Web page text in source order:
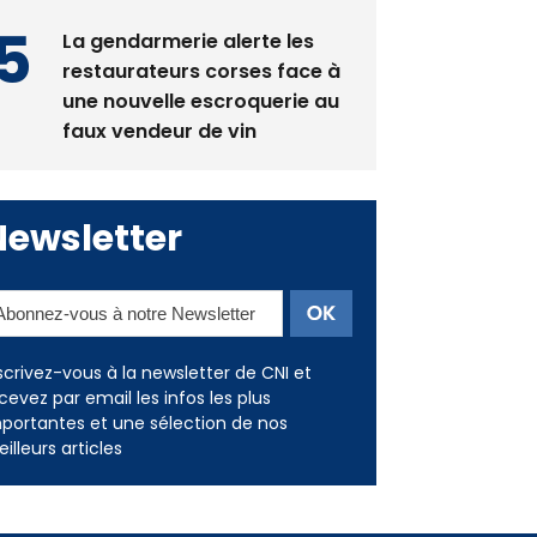
La gendarmerie alerte les
restaurateurs corses face à
une nouvelle escroquerie au
faux vendeur de vin
vous à la newsletter de CNI et
par email les infos les plus
et une sélection de nos
articles